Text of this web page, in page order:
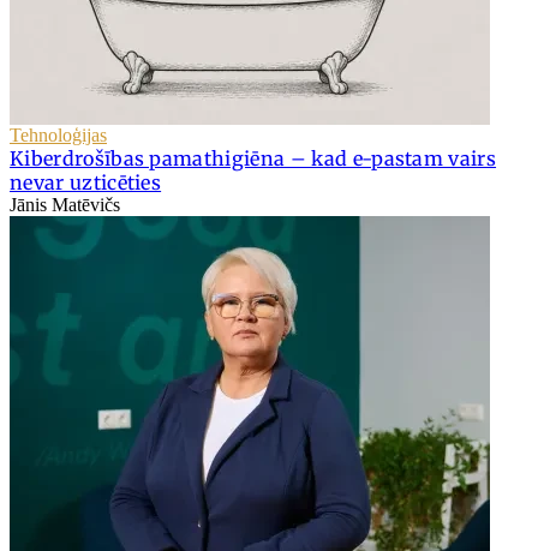
Tehnoloģijas
Kiberdrošības pamathigiēna – kad e-pastam vairs
nevar uzticēties
Jānis Matēvičs